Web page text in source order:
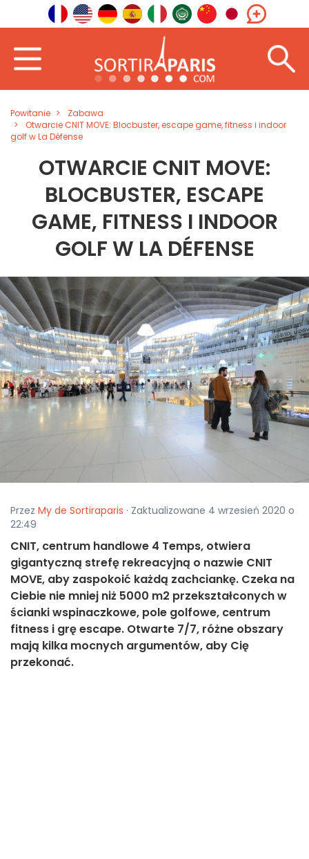
Powitanie
Zabawa
Otwarcie CNIT MOVE: Blocbuster, escape game, fitness i indoor
golf w La Défense
OTWARCIE CNIT MOVE:
BLOCBUSTER, ESCAPE
GAME, FITNESS I INDOOR
GOLF W LA DÉFENSE
Przez My de Sortiraparis · Zaktualizowane 4 wrzesień 2020 o
22:49
CNIT, centrum handlowe 4 Temps, otwiera
gigantyczną strefę rekreacyjną o nazwie CNIT
MOVE, aby zaspokoić każdą zachciankę. Czeka na
Ciebie nie mniej niż 5000 m2 przekształconych w
ścianki wspinaczkowe, pole golfowe, centrum
fitness i grę escape. Otwarte 7/7, różne obszary
mają kilka mocnych argumentów, aby Cię
przekonać.